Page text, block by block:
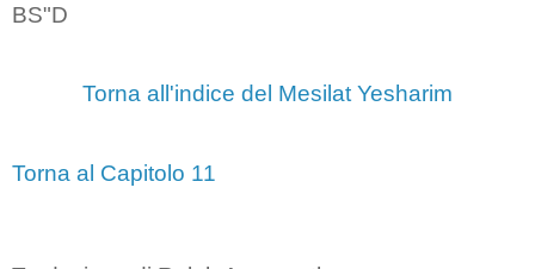
BS"D
Torna all'indice del Mesilat Yesharim
Torna al Capitolo 11